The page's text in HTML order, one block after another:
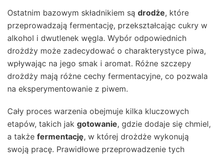
Ostatnim bazowym składnikiem są drodże, które
przeprowadzają fermentację, przekształcając cukry w
alkohol i dwutlenek węgla. Wybór odpowiednich
drożdży może zadecydować o charakterystyce piwa,
wpływając na jego smak i aromat. Różne szczepy
drożdży mają różne cechy fermentacyjne, co pozwala
na eksperymentowanie z piwem.
Cały proces warzenia obejmuje kilka kluczowych
etapów, takich jak gotowanie, gdzie dodaje się chmiel,
a także fermentację, w której drożdże wykonują
swoją pracę. Prawidłowe przeprowadzenie tych